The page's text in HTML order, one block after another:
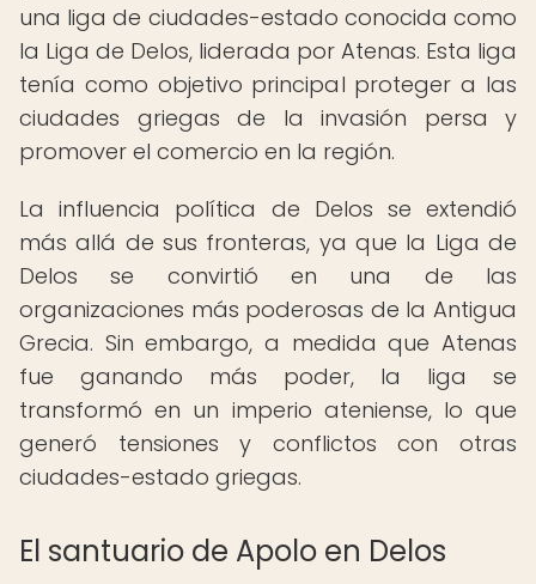
una liga de ciudades-estado conocida como
la Liga de Delos, liderada por Atenas. Esta liga
tenía como objetivo principal proteger a las
ciudades griegas de la invasión persa y
promover el comercio en la región.
La influencia política de Delos se extendió
más allá de sus fronteras, ya que la Liga de
Delos se convirtió en una de las
organizaciones más poderosas de la Antigua
Grecia. Sin embargo, a medida que Atenas
fue ganando más poder, la liga se
transformó en un imperio ateniense, lo que
generó tensiones y conflictos con otras
ciudades-estado griegas.
El santuario de Apolo en Delos